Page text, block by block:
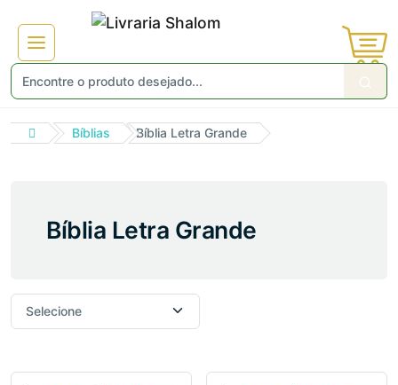
Bíblias Bíblia Letra Grande
Bíblia Letra Grande